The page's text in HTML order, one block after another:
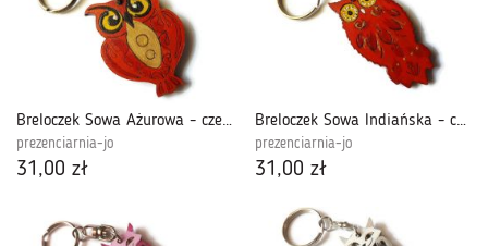
Breloczek Sowa Ażurowa - czerwona
prezenciarnia-jo
31,00 zł
Breloczek Sowa Indiańska - czerwona
prezenciarnia-jo
31,00 zł